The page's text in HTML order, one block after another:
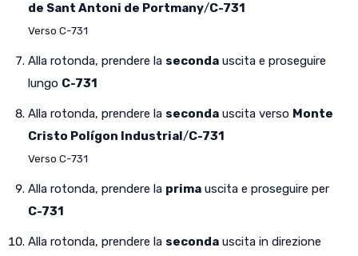
de Sant Antoni de Portmany/C-731
Verso C-731
Alla rotonda, prendere la seconda uscita e proseguire
lungo C-731
Alla rotonda, prendere la seconda uscita verso Monte
Cristo Polígon Industrial/C-731
Verso C-731
Alla rotonda, prendere la prima uscita e proseguire per
C-731
Alla rotonda, prendere la seconda uscita in direzione